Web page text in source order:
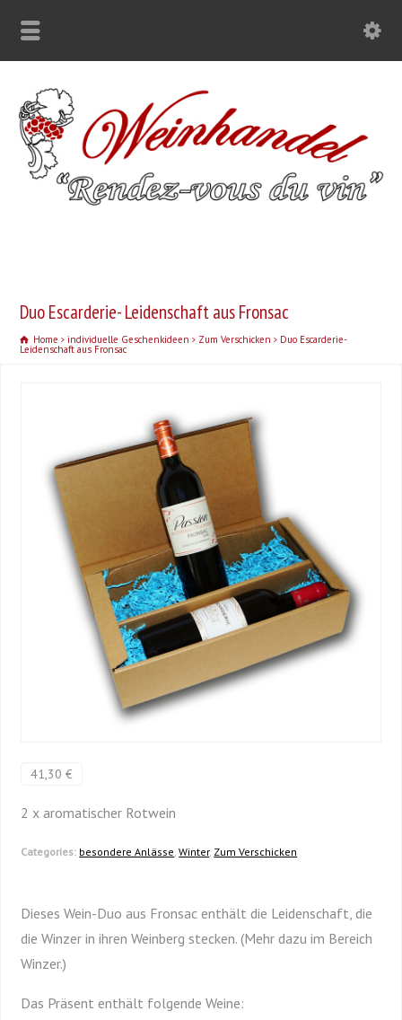
Duo Escarderie- Leidenschaft aus Fronsac
Home individuelle Geschenkideen Zum Verschicken Duo Escarderie-
Leidenschaft aus Fronsac
41,30 €
2 x aromatischer Rotwein
Categories: besondere Anlässe,Winter, Zum Verschicken
Dieses Wein-Duo aus Fronsac enthält die Leidenschaft, die
die Winzer in ihren Weinberg stecken. (Mehr dazu im Bereich
Winzer.)
Das Präsent enthält folgende Weine: